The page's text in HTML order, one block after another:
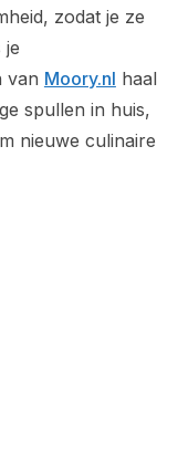
zodat je ze
je
van Moory.nl haal
spullen in huis,
nieuwe culinaire